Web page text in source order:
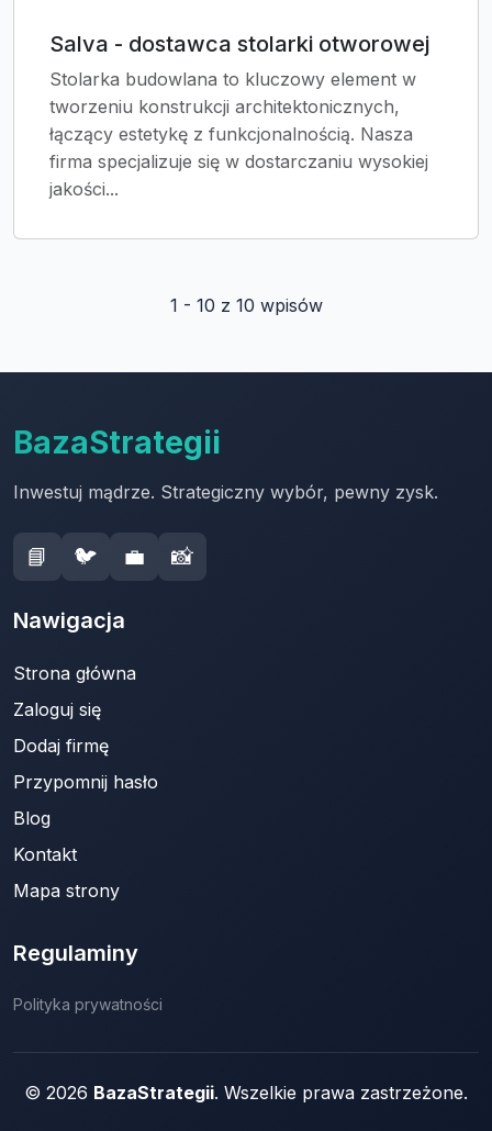
Salva - dostawca stolarki otworowej
Stolarka budowlana to kluczowy element w
tworzeniu konstrukcji architektonicznych,
łączący estetykę z funkcjonalnością. Nasza
firma specjalizuje się w dostarczaniu wysokiej
jakości...
1 - 10 z 10 wpisów
BazaStrategii
Inwestuj mądrze. Strategiczny wybór, pewny zysk.
📘 🐦 💼 📸
Nawigacja
Strona główna
Zaloguj się
Dodaj firmę
Przypomnij hasło
Blog
Kontakt
Mapa strony
Regulaminy
Polityka prywatności
© 2026 BazaStrategii. Wszelkie prawa zastrzeżone.